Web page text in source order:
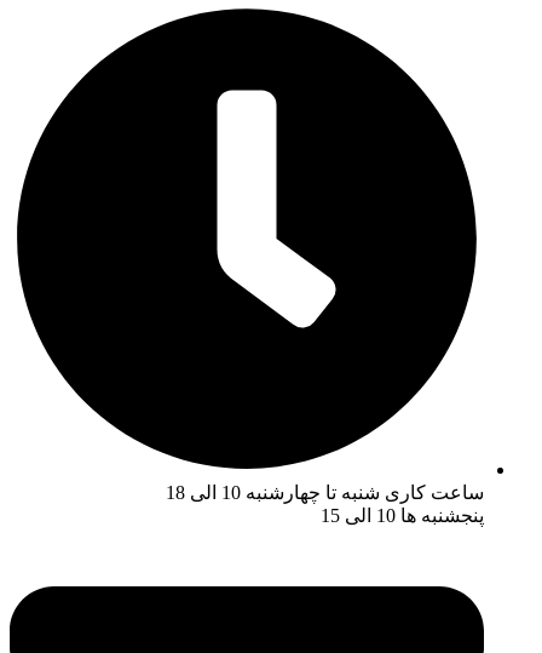
ساعت کاری شنبه تا چهارشنبه 10 الی 18
پنجشنبه ها 10 الی 15